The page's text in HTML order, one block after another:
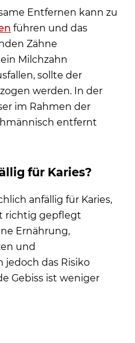
Entfernen kann zu
führen und das
Zähne
Milchzahn
sollte der
werden. In der
im Rahmen der
entfernt
für Karies?
anfällig für Karies,
richtig gepflegt
Ernährung,
und
jedoch das Risiko
Gebiss ist weniger